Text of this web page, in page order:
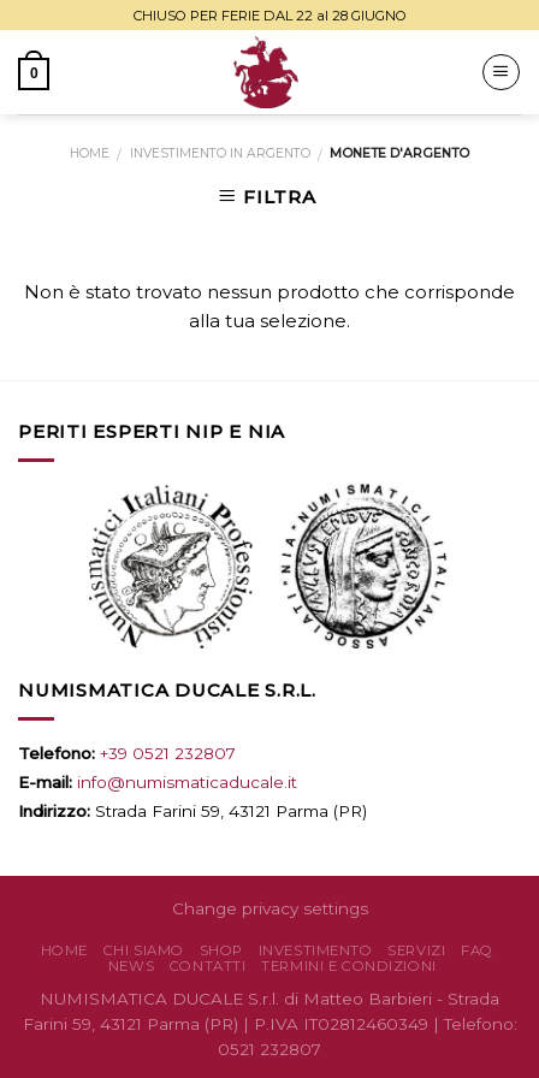
content
CHIUSO PER FERIE DAL 22 al 28 GIUGNO
0
HOME / INVESTIMENTO IN ARGENTO / MONETE D'ARGENTO
FILTRA
Non è stato trovato nessun prodotto che corrisponde
alla tua selezione.
PERITI ESPERTI NIP E NIA
NUMISMATICA DUCALE S.R.L.
Telefono: +39 0521 232807
E-mail: info@numismaticaducale.it
Indirizzo: Strada Farini 59, 43121 Parma (PR)
Change privacy settings
HOME CHI SIAMO SHOP INVESTIMENTO SERVIZI
FAQ
NEWS
CONTATTI TERMINI E CONDIZIONI
NUMISMATICA DUCALE S.r.l. di Matteo Barbieri - Strada
Farini 59, 43121 Parma (PR) | P.IVA IT02812460349 | Telefono:
0521 232807